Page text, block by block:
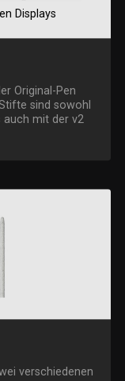
Displays
Original-Pen
sind sowohl
auch mit der v2
verschiedenen